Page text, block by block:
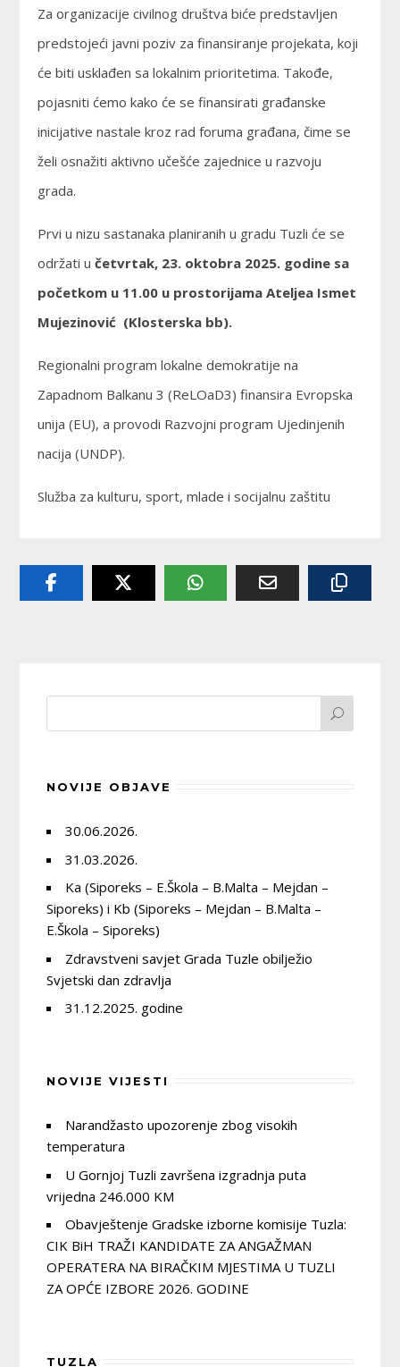
Za organizacije civilnog društva biće predstavljen
predstojeći javni poziv za finansiranje projekata, koji
će biti usklađen sa lokalnim prioritetima. Takođe,
pojasniti ćemo kako će se finansirati građanske
inicijative nastale kroz rad foruma građana, čime se
želi osnažiti aktivno učešće zajednice u razvoju
grada.
Prvi u nizu sastanaka planiranih u gradu Tuzli će se
održati učetvrtak, 23. oktobra 2025. godine sa
početkom u 11.00 u prostorijama Ateljea Ismet
Mujezinović (Klosterska bb).
Regionalni program lokalne demokratije na
Zapadnom Balkanu 3 (ReLOaD3) finansira Evropska
unija (EU), a provodi Razvojni program Ujedinjenih
nacija (UNDP).
Služba za kulturu, sport, mlade i socijalnu zaštitu
NOVIJE OBJAVE
30.06.2026.
31.03.2026.
Ka (Siporeks – E.Škola – B.Malta – Mejdan –
Siporeks) i Kb (Siporeks – Mejdan – B.Malta –
E.Škola – Siporeks)
Zdravstveni savjet Grada Tuzle obilježio
Svjetski dan zdravlja
31.12.2025. godine
NOVIJE VIJESTI
Narandžasto upozorenje zbog visokih
temperatura
U Gornjoj Tuzli završena izgradnja puta
vrijedna 246.000 KM
Obavještenje Gradske izborne komisije Tuzla:
CIK BiH TRAŽI KANDIDATE ZA ANGAŽMAN
OPERATERA NA BIRAČKIM MJESTIMA U TUZLI
ZA OPĆE IZBORE 2026. GODINE
TUZLA